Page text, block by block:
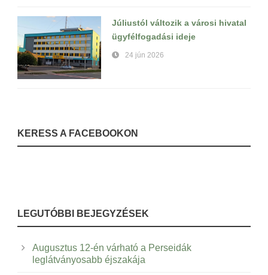
Júliustól változik a városi hivatal
ügyfélfogadási ideje
24 jún 2026
KERESS A FACEBOOKON
LEGUTÓBBI BEJEGYZÉSEK
Augusztus 12-én várható a Perseidák
leglátványosabb éjszakája